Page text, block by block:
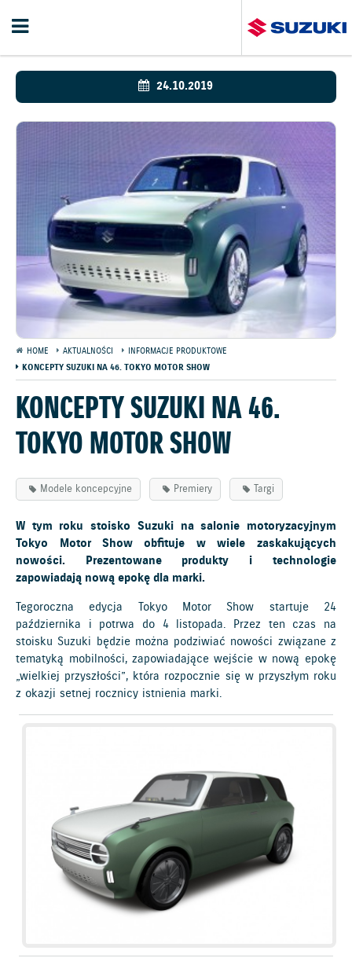
24.10.2019
HOME AKTUALNOŚCI
INFORMACJE PRODUKTOWE
KONCEPTY SUZUKI NA 46. TOKYO MOTOR SHOW
KONCEPTY SUZUKI NA 46.
TOKYO MOTOR SHOW
Modele koncepcyjne Premiery Targi
W tym roku stoisko Suzuki na salonie motoryzacyjnym
Tokyo Motor Show obfituje w wiele zaskakujących
nowości. Prezentowane produkty i technologie
zapowiadają nową epokę dla marki.
Tegoroczna edycja Tokyo Motor Show startuje 24
października i potrwa do 4 listopada. Przez ten czas na
stoisku Suzuki będzie można podziwiać nowości związane z
tematyką mobilności, zapowiadające wejście w nową epokę
„wielkiej przyszłości”, która rozpocznie się w przyszłym roku
z okazji setnej rocznicy istnienia marki.